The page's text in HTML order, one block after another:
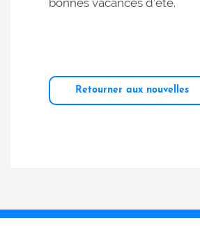
bonnes vacances d’été.
Retourner aux nouvelles